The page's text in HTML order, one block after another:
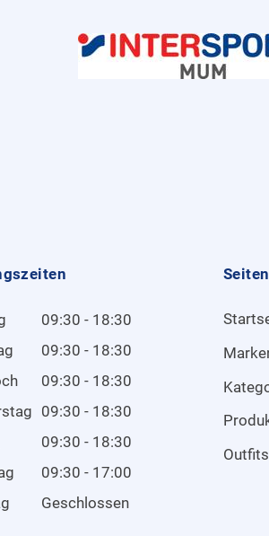
09:30 - 18:30
09:30 - 18:30
09:30 - 18:30
09:30 - 18:30
09:30 - 18:30
09:30 - 17:00
Geschlossen
Seiten
Outfits